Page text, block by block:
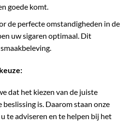
goede komt.
de perfecte omstandigheden in de
uw sigaren optimaal. Dit
dat het kiezen van de juiste
is. Daarom staan onze
te adviseren en te helpen bij het